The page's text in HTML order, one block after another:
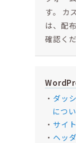
す。 カ
は、配
確認くだ
ダッ
につ
サイ
ヘッ